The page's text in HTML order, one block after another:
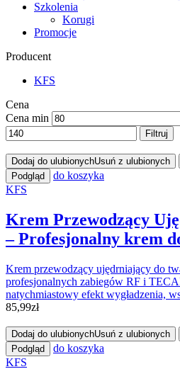
Szkolenia
Korugi
Promocje
Producent
KFS
Cena
Cena min
Filtruj
Dodaj do ulubionychUsuń z ulubionych
Podgląd
do koszyka
KFS
Krem Przewodzący
– Profesjonalny krem
Krem przewodzący ujędrniający do
profesjonalnych zabiegów RF i
natychmiastowy efekt wygładzenia,
85,99zł
Dodaj do ulubionychUsuń z ulubionych
Podgląd
do koszyka
KFS